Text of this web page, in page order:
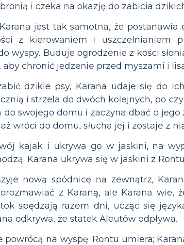
i czeka na okazję do zabicia
jest tak samotna, że
z kierowaniem i uszczelnianiem
wyspy. Buduje ogrodzenie z kości
aby chronić jedzenie przed myszami i
dzikie psy, Karana udaje się do
i strzela do dwóch kolejnych, po
swojego domu i zaczyna dbać o
wróci do domu, słucha jej i zostaje z
kajak i ukrywa go w jaskini, na
Karana ukrywa się w jaskini z
nową spódnicę na zewnątrz,
z Karaną, ale Karana
spędzają razem dni, ucząc się
odkrywa, że statek Aleutów odpływa.
na wyspę. Rontu umiera;